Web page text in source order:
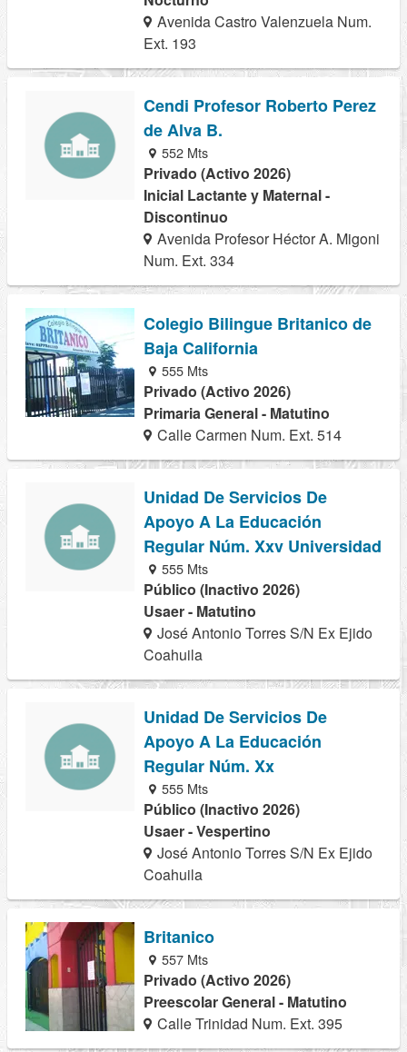
Avenida Castro Valenzuela Num.
Ext. 193
Cendi Profesor Roberto Perez
de Alva B.
552 Mts
Privado (Activo 2026)
Inicial Lactante y Maternal -
Discontinuo
Avenida Profesor Héctor A. Migoni
Num. Ext. 334
Colegio Bilingue Britanico de
Baja California
555 Mts
Privado (Activo 2026)
Primaria General - Matutino
Calle Carmen Num. Ext. 514
Unidad De Servicios De
Apoyo A La Educación
Regular Núm. Xxv Universidad
555 Mts
Público (Inactivo 2026)
Usaer - Matutino
José Antonio Torres S/N Ex Ejido
Coahuila
Unidad De Servicios De
Apoyo A La Educación
Regular Núm. Xx
555 Mts
Público (Inactivo 2026)
Usaer - Vespertino
José Antonio Torres S/N Ex Ejido
Coahuila
Britanico
557 Mts
Privado (Activo 2026)
Preescolar General - Matutino
Calle Trinidad Num. Ext. 395